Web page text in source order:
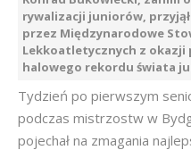
rywalizacji juniorów,
przez Międzynarodowe
Lekkoatletycznych z
halowego rekordu świata
Tydzień po pierwszym
podczas mistrzostw w
pojechał na zmagania